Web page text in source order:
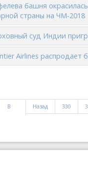
башня
страны на ЧМ-2018
суд Индии
Airlines распродает
В
Назад 330